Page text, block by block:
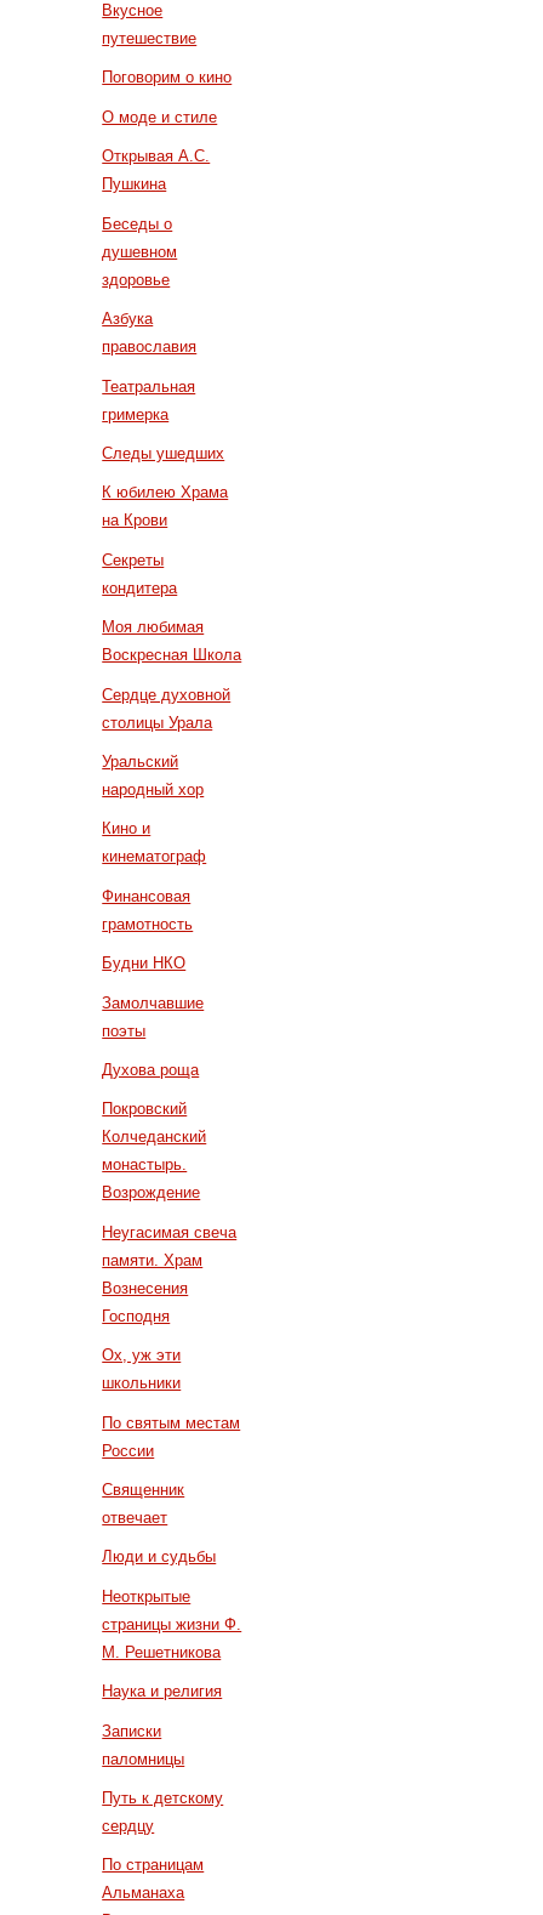
Вкусное
путешествие
Поговорим о кино
О моде и стиле
Открывая А.С.
Пушкина
Беседы о
душевном
здоровье
Азбука
православия
Театральная
гримерка
Следы ушедших
К юбилею Храма
на Крови
Секреты
кондитера
Моя любимая
Воскресная Школа
Сердце духовной
столицы Урала
Уральский
народный хор
Кино и
кинематограф
Финансовая
грамотность
Будни НКО
Замолчавшие
поэты
Духова роща
Покровский
Колчеданский
монастырь.
Возрождение
Неугасимая свеча
памяти. Храм
Вознесения
Господня
Ох, уж эти
школьники
По святым местам
России
Священник
отвечает
Люди и судьбы
Неоткрытые
страницы жизни Ф.
М. Решетникова
Наука и религия
Записки
паломницы
Путь к детскому
сердцу
По страницам
Альманаха